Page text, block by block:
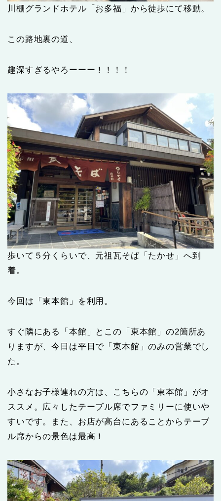
川棚グランドホテル「お多福」から徒歩にて移動。
この路地裏の道、
趣深すぎるやろーーー！！！！
歩いて５分くらいで、元祖瓦そば「たかせ」へ到
着。
今回は「東本館」を利用。
すぐ隣にある「本館」とこの「東本館」の2箇所あ
りますが、今日は平日で「東本館」のみの営業でし
た。
小さなお子様連れの方は、こちらの「東本館」がオ
ススメ。広々したテーブル席でファミリーに使いや
すいです。また、お店が高台にあることからテーブ
ル席からの景色は最高！